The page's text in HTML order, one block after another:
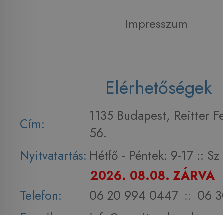
Impresszum
Elérhetőségek
Cím:
1135 Budapest, Reitter
56.
Nyitvatartás: Hétfő - Péntek: 9-17 :: Sz
2026. 08.08. ZÁRVA
Telefon:
06 20 994 0447 :: 06